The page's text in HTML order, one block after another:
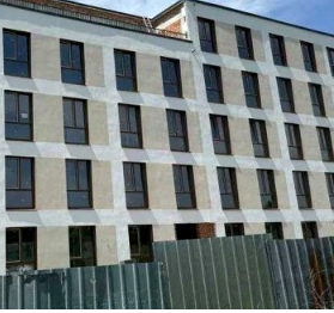
необхідним, – розділений гостьовий
щодня. Фінансові умови: –
5% – Внесок 50% — без зміни
знижка 3% – Розтермінування — до
до 5% для військових, медиків і
– Зелена, тиха локація
школи, супермаркети — у пішій
з благоустроєм і сучасним
альтанки, зони барбекю –
— до центру 15 хв – Підземний
• Клас — комфорт •
— 2 • Стіни — цегла • Утеплення —
стелі — 2,7 м • Опалення — автономне
• Територія — закрита
перегляд і прорахуємо персональні